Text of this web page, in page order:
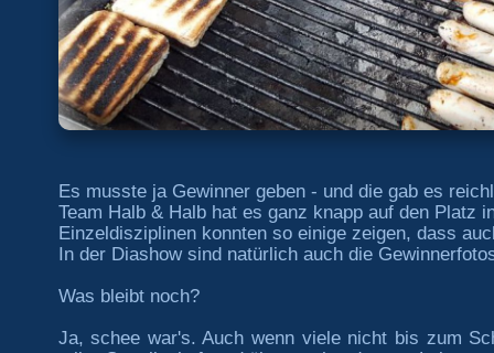
Es musste ja Gewinner geben - und die gab es
Team Halb & Halb hat es ganz knapp auf den Platz
Einzeldisziplinen konnten so einige zeigen, dass
In der Diashow sind natürlich auch die
Was bleibt noch?
Ja, schee war's. Auch wenn viele nicht bis zum